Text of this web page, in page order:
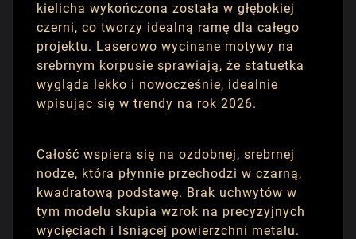
kielicha wykończona została w głębokiej
czerni, co tworzy idealną ramę dla całego
projektu. Laserowo wycinane motywy na
srebrnym korpusie sprawiają, że statuetka
wygląda lekko i nowocześnie, idealnie
wpisując się w trendy na rok 2026.
Całość wspiera się na ozdobnej, srebrnej
nodze, która płynnie przechodzi w czarną,
kwadratową podstawę. Brak uchwytów w
tym modelu skupia wzrok na precyzyjnych
wycięciach i lśniącej powierzchni metalu.